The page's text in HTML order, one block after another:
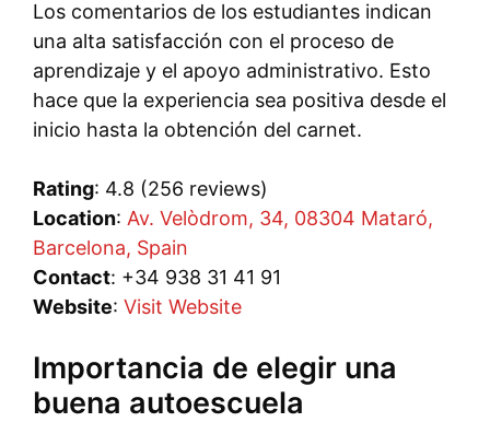
Los comentarios de los estudiantes indican
una alta satisfacción con el proceso de
aprendizaje y el apoyo administrativo. Esto
hace que la experiencia sea positiva desde el
inicio hasta la obtención del carnet.
Rating: 4.8 (256 reviews)
Location: Av. Velòdrom, 34, 08304 Mataró,
Barcelona, Spain
Contact: +34 938 31 41 91
Website: Visit Website
Importancia de elegir una
buena autoescuela